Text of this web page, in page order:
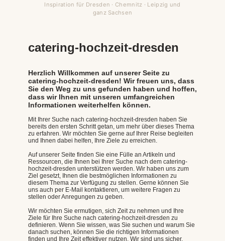
Inspiration für Dresden · Chemnitz · Leipzig und
ganz Sachsen
catering-hochzeit-dresden
Herzlich Willkommen auf unserer Seite zu
catering-hochzeit-dresden! Wir freuen uns, dass
Sie den Weg zu uns gefunden haben und hoffen,
dass wir Ihnen mit unseren umfangreichen
Informationen weiterhelfen können.
Mit Ihrer Suche nach catering-hochzeit-dresden haben Sie
bereits den ersten Schritt getan, um mehr über dieses Thema
zu erfahren. Wir möchten Sie gerne auf Ihrer Reise begleiten
und Ihnen dabei helfen, Ihre Ziele zu erreichen.
Auf unserer Seite finden Sie eine Fülle an Artikeln und
Ressourcen, die Ihnen bei Ihrer Suche nach dem catering-
hochzeit-dresden unterstützen werden. Wir haben uns zum
Ziel gesetzt, Ihnen die bestmöglichen Informationen zu
diesem Thema zur Verfügung zu stellen. Gerne können Sie
uns auch per E-Mail kontaktieren, um weitere Fragen zu
stellen oder Anregungen zu geben.
Wir möchten Sie ermutigen, sich Zeit zu nehmen und Ihre
Ziele für Ihre Suche nach catering-hochzeit-dresden zu
definieren. Wenn Sie wissen, was Sie suchen und warum Sie
danach suchen, können Sie die richtigen Informationen
finden und Ihre Zeit effektiver nutzen. Wir sind uns sicher,